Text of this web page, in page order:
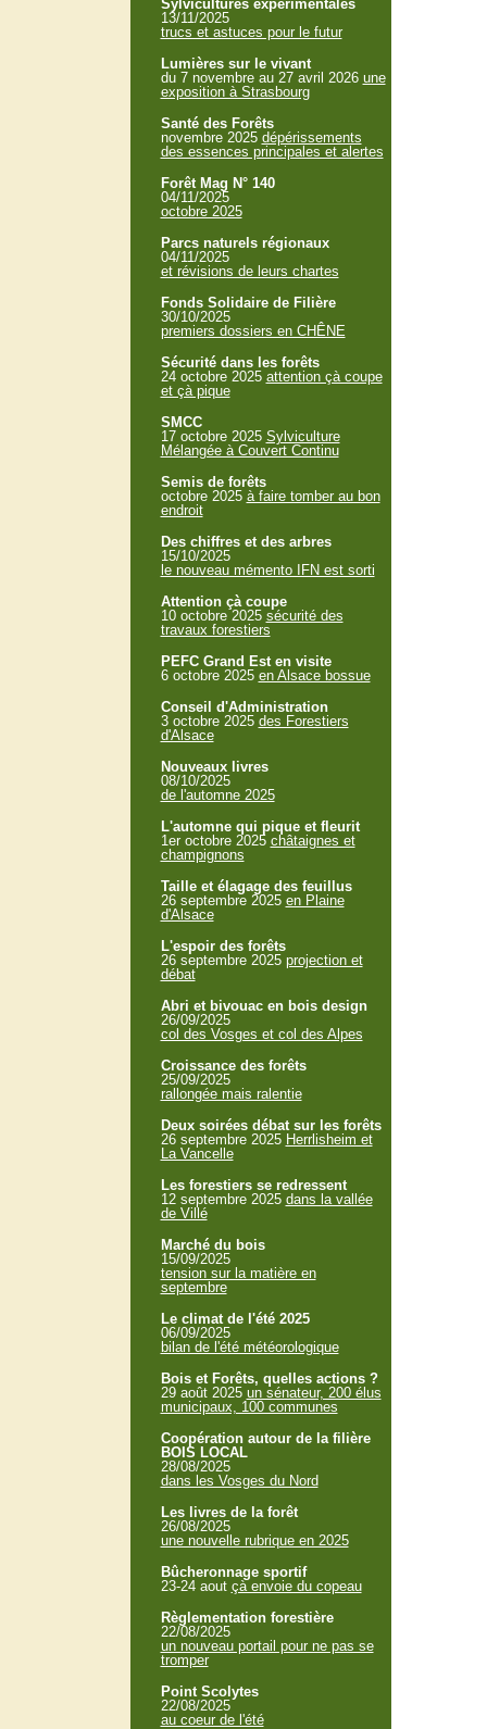
Sylvicultures expérimentales
13/11/2025
trucs et astuces pour le futur
Lumières sur le vivant
du 7 novembre au 27 avril 2026 une
exposition à Strasbourg
Santé des Forêts
novembre 2025 dépérissements
des essences principales et alertes
Forêt Mag N° 140
04/11/2025
octobre 2025
Parcs naturels régionaux
04/11/2025
et révisions de leurs chartes
Fonds Solidaire de Filière
30/10/2025
premiers dossiers en CHÊNE
Sécurité dans les forêts
24 octobre 2025 attention çà coupe
et çà pique
SMCC
17 octobre 2025 Sylviculture
Mélangée à Couvert Continu
Semis de forêts
octobre 2025 à faire tomber au bon
endroit
Des chiffres et des arbres
15/10/2025
le nouveau mémento IFN est sorti
Attention çà coupe
10 octobre 2025 sécurité des
travaux forestiers
PEFC Grand Est en visite
6 octobre 2025 en Alsace bossue
Conseil d'Administration
3 octobre 2025 des Forestiers
d'Alsace
Nouveaux livres
08/10/2025
de l'automne 2025
L'automne qui pique et fleurit
1er octobre 2025 châtaignes et
champignons
Taille et élagage des feuillus
26 septembre 2025 en Plaine
d'Alsace
L'espoir des forêts
26 septembre 2025 projection et
débat
Abri et bivouac en bois design
26/09/2025
col des Vosges et col des Alpes
Croissance des forêts
25/09/2025
rallongée mais ralentie
Deux soirées débat sur les forêts
26 septembre 2025 Herrlisheim et
La Vancelle
Les forestiers se redressent
12 septembre 2025 dans la vallée
de Villé
Marché du bois
15/09/2025
tension sur la matière en
septembre
Le climat de l'été 2025
06/09/2025
bilan de l'été météorologique
Bois et Forêts, quelles actions ?
29 août 2025 un sénateur, 200 élus
municipaux, 100 communes
Coopération autour de la filière
BOIS LOCAL
28/08/2025
dans les Vosges du Nord
Les livres de la forêt
26/08/2025
une nouvelle rubrique en 2025
Bûcheronnage sportif
23-24 aout çà envoie du copeau
Règlementation forestière
22/08/2025
un nouveau portail pour ne pas se
tromper
Point Scolytes
22/08/2025
au coeur de l'été